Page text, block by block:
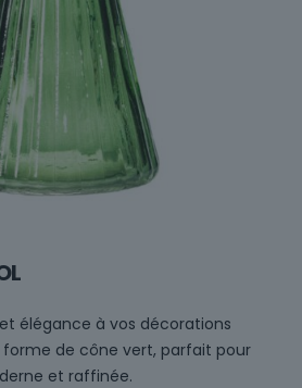
élégance à vos décorations
de cône vert, parfait pour
et raffinée.